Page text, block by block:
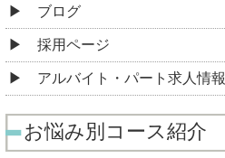
ブログ
採用ページ
アルバイト・パート求人情報
お悩み別コース紹介